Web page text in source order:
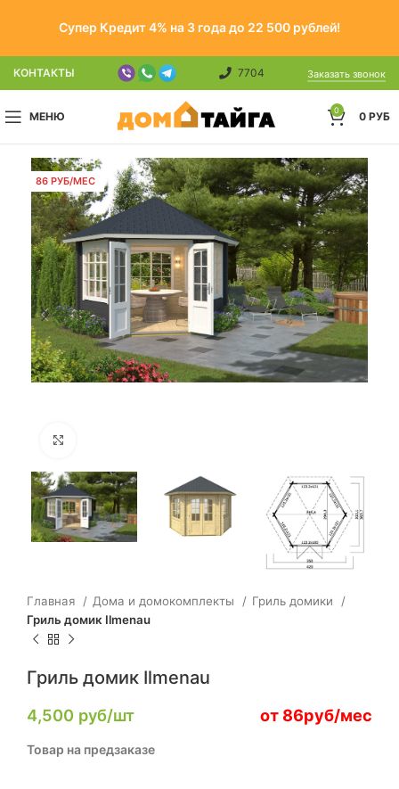
Супер Кредит 4% на 3 года до 22 500 рублей!
КОНТАКТЫ 7704 Заказать звонок
МЕНЮ 0 0 РУБ
86 РУБ/МЕС
Главная Дома и домокомплекты
Гриль домики
Гриль домик Ilmenau
Гриль домик Ilmenau
4,500 руб/шт от 86руб/мес
Товар на предзаказе